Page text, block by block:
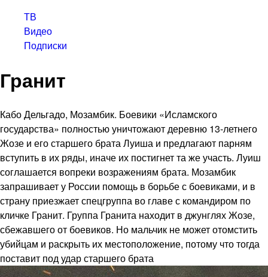
ТВ
Видео
Подписки
Гранит
Кабо Дельгадо, Мозамбик. Боевики «Исламского
государства» полностью уничтожают деревню 13-летнего
Жозе и его старшего брата Луиша и предлагают парням
вступить в их ряды, иначе их постигнет та же участь. Луиш
соглашается вопреки возражениям брата. Мозамбик
запрашивает у России помощь в борьбе с боевиками, и в
страну приезжает спецгруппа во главе с командиром по
кличке Гранит. Группа Гранита находит в джунглях Жозе,
сбежавшего от боевиков. Но мальчик не может отомстить
убийцам и раскрыть их местоположение, потому что тогда
поставит под удар старшего брата